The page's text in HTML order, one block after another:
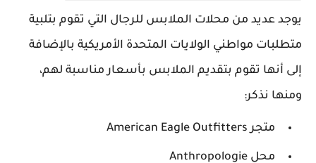
يوجد عديد من محلات الملابس للرجال التي تقوم بتلبية
متطلبات مواطني الولايات المتحدة الأمريكية بالإضافة
إلى أنها تقوم بتقديم الملابس بأسعار مناسبة لهم،
ومنها نذكر:
متجر American Eagle Outfitters
محل Anthropologie